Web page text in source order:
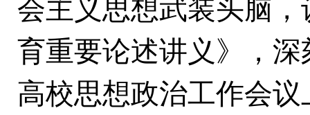
会主义思想武装头脑
育重要论述讲义》，
高校思想政治工作会